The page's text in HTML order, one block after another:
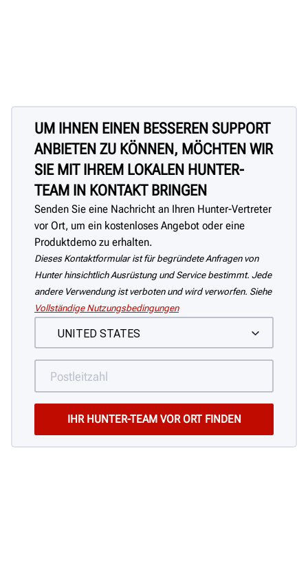
UM IHNEN EINEN BESSEREN SUPPORT
ANBIETEN ZU KÖNNEN, MÖCHTEN WIR
SIE MIT IHREM LOKALEN HUNTER-
TEAM IN KONTAKT BRINGEN
Senden Sie eine Nachricht an Ihren Hunter-Vertreter
vor Ort, um ein kostenloses Angebot oder eine
Produktdemo zu erhalten.
Dieses Kontaktformular ist für begründete Anfragen von
Hunter hinsichtlich Ausrüstung und Service bestimmt. Jede
andere Verwendung ist verboten und wird verworfen. Siehe
Vollständige Nutzungsbedingungen